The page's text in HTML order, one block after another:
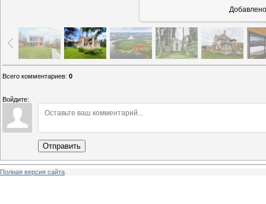
Добавлено
Всего комментариев: 0
Войдите:
Отправить
Полная версия сайта